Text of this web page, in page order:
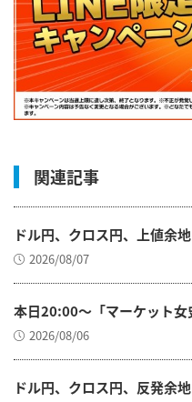
関連記事
ドル円、クロス円、上値余地
2026/08/07
本日20:00～「マーケット女
2026/08/06
ドル円、クロス円、反発余地